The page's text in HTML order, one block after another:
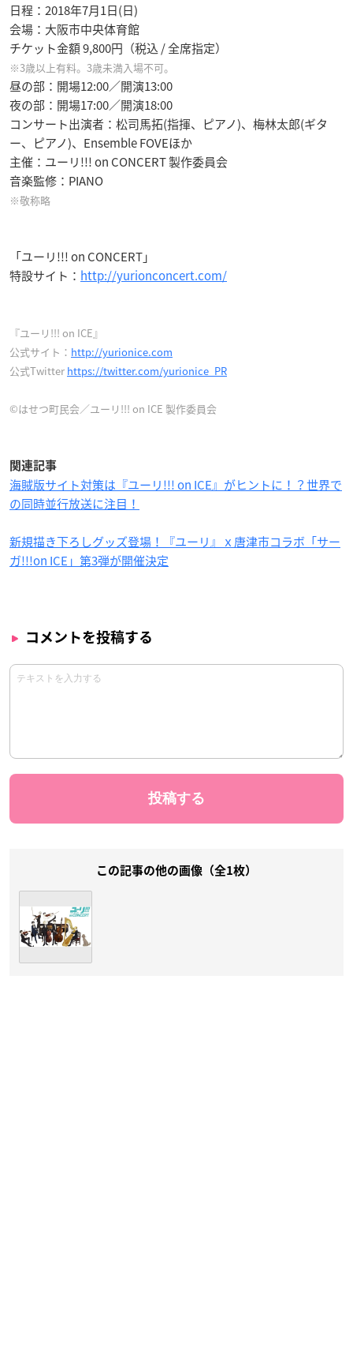
日程：2018年7月1日(日)
会場：大阪市中央体育館
チケット金額 9,800円（税込 / 全席指定）
※3歳以上有料。3歳未満入場不可。
昼の部：開場12:00／開演13:00
夜の部：開場17:00／開演18:00
コンサート出演者：松司馬拓(指揮、ピアノ)、梅林太郎(ギタ
ー、ピアノ)、Ensemble FOVEほか
主催：ユーリ!!! on CONCERT 製作委員会
音楽監修：PIANO
※敬称略
「ユーリ!!! on CONCERT」
特設サイト： http://yurionconcert.com/
『ユーリ!!! on ICE』
公式サイト： http://yurionice.com
公式Twitter https://twitter.com/yurionice_PR
©はせつ町民会／ユーリ!!! on ICE 製作委員会
関連記事
海賊版サイト対策は『ユーリ!!! on ICE』がヒントに！？世界で
の同時並行放送に注目！
新規描き下ろしグッズ登場！『ユーリ』ｘ唐津市コラボ「サー
ガ!!!on ICE」第3弾が開催決定
コメントを投稿する
この記事の他の画像（全1枚）